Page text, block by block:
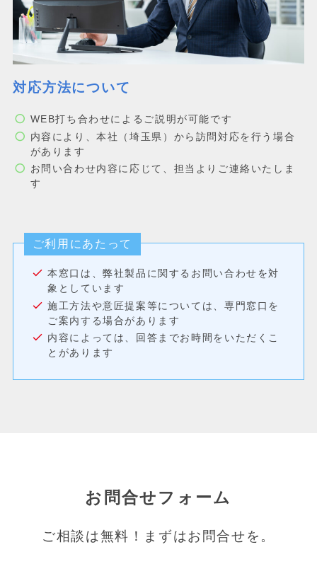
対応方法について
WEB打ち合わせによるご説明が可能です
内容により、本社（埼玉県）から訪問対応を行う場合
があります
お問い合わせ内容に応じて、担当よりご連絡いたしま
す
ご利用にあたって
本窓口は、弊社製品に関するお問い合わせを対
象としています
施工方法や意匠提案等については、専門窓口を
ご案内する場合があります
内容によっては、回答までお時間をいただくこ
とがあります
お問合せフォーム
ご相談は無料！まずはお問合せを。